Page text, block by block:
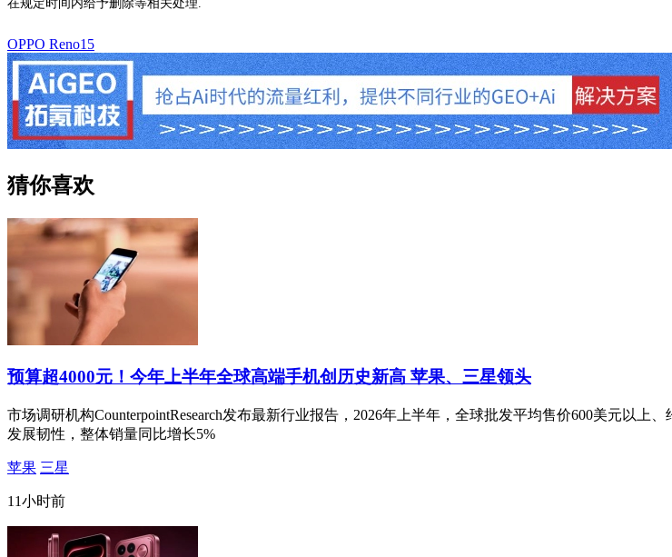
在规定时间内给予删除等相关处理.
OPPO Reno15
猜你喜欢
预算超4000元！今年上半年全球高端手机创历史新高 苹果、三星领头
市场调研机构CounterpointResearch发布最新行业报告，2026年上半年，全球批发平均售价600美元以上
发展韧性，整体销量同比增长5%
苹果 三星
11小时前